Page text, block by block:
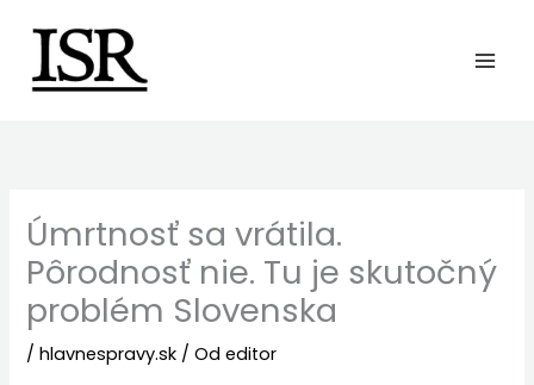
obsah
Úmrtnosť sa vrátila.
Pôrodnosť nie. Tu je skutočný
problém Slovenska
/hlavnespravy.sk / Od editor